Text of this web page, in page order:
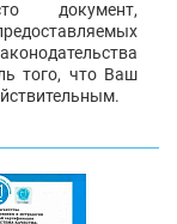
документ,
того, что Ваш